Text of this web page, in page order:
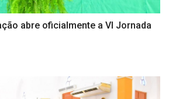
abre oficialmente a VI Jornada